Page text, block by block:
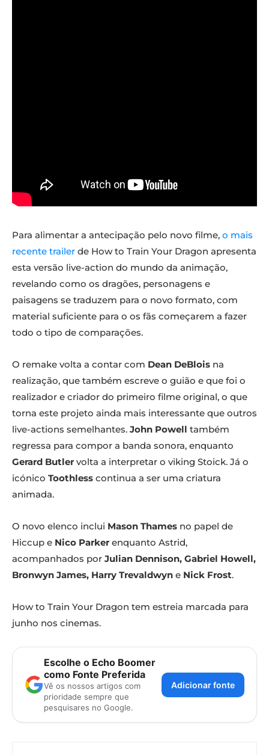
Para alimentar a antecipação pelo novo filme, o mais
recente trailer de How to Train Your Dragon apresenta
esta versão live-action do mundo da animação,
revelando como os dragões, personagens e
paisagens se traduzem para o novo formato, com
material suficiente para o os fãs começarem a fazer
todo o tipo de comparações.
O remake volta a contar com Dean DeBlois na
realização, que também escreve o guião e que foi o
realizador e criador do primeiro filme original, o que
torna este projeto ainda mais interessante que outros
live-actions semelhantes. John Powell também
regressa para compor a banda sonora, enquanto
Gerard Butler volta a interpretar o viking Stoick. Já o
icónico Toothless continua a ser uma criatura
animada.
O novo elenco inclui Mason Thames no papel de
Hiccup e Nico Parker enquanto Astrid,
acompanhados por Julian Dennison, Gabriel Howell,
Bronwyn James, Harry Trevaldwyn e Nick Frost.
How to Train Your Dragon tem estreia marcada para
junho nos cinemas.
Escolhe o Echo Boomer
como Fonte Preferida
Vê os nossos artigos com
prioridade sempre que
pesquisares no Google.
Adicionar fonte